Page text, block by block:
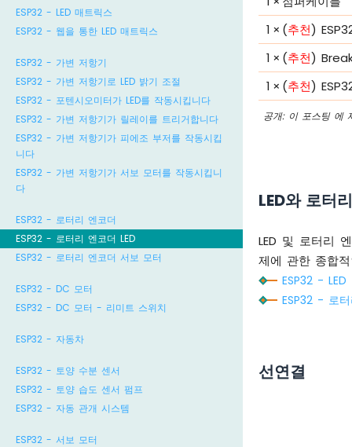
ESP32 - LED 매트릭스
ESP32 - 웹을 통한 LED 매트릭스
ESP32 - 가변 저항기
ESP32 - 가변 저항기로 LED 밝기 조절
ESP32 - 포텐시오미터가 LED를 작동시킵니다
ESP32 - 가변 저항기가 릴레이를 트리거합니다
ESP32 - 가변 저항기가 피에조 부저를 작동시킵
니다
ESP32 - 가변 저항기가 서보 모터를 작동시킵니
다
ESP32 - 로터리 엔코더
ESP32 - 로터리 엔코더 LED
ESP32 - 로터리 엔코더 서보 모터
ESP32 - DC 모터
ESP32 - DC 모터 - 리미트 스위치
ESP32 - 자동차
ESP32 - 토양 수분 센서
ESP32 - 토양 습도 센서 펌프
ESP32 - 자동 관개 시스템
ESP32 - 서보 모터
1 × (추천)
1 × (추천)
1 × (추천)
공개: 이 포스팅 에
LED와 로터
LED 및 로터리
제에 관한 종합
ESP32 -
ESP32 - 로
선연결